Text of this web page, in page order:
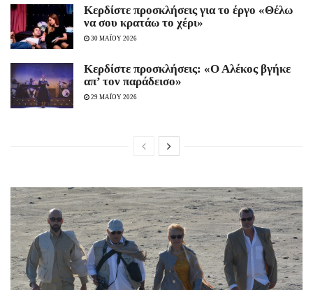
Κερδίστε προσκλήσεις για το έργο «Θέλω
να σου κρατάω το χέρι»
30 ΜΑΪΟΥ 2026
Κερδίστε προσκλήσεις: «Ο Αλέκος βγήκε
απ’ τον παράδεισο»
29 ΜΑΪΟΥ 2026